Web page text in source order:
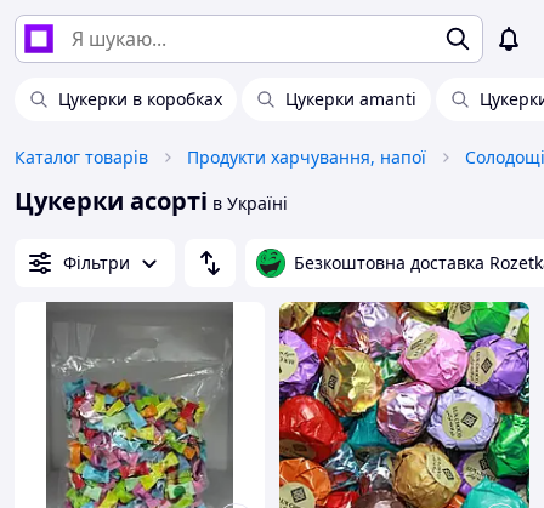
Цукерки в коробках Цукерки amanti
Каталог товарів Продукти харчування, напої Солодощі
Цукерки асорті в Україні
Фільтри Безкоштовна доставка